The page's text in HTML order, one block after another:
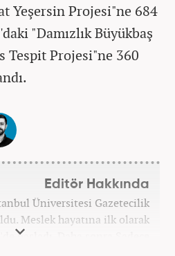
Yeşersin Projesi"ne 684
"Damızlık Büyükbaş
Tespit Projesi"ne 360
Editör Hakkında
Üniversitesi Gazetecilik
Meslek hayatına ilk olarak
başladı. Daha sonra Sadece